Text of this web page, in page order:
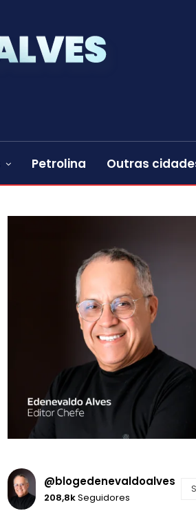
Petrolina Outras
@blogedenevaldoalves
208,8kSeguidores